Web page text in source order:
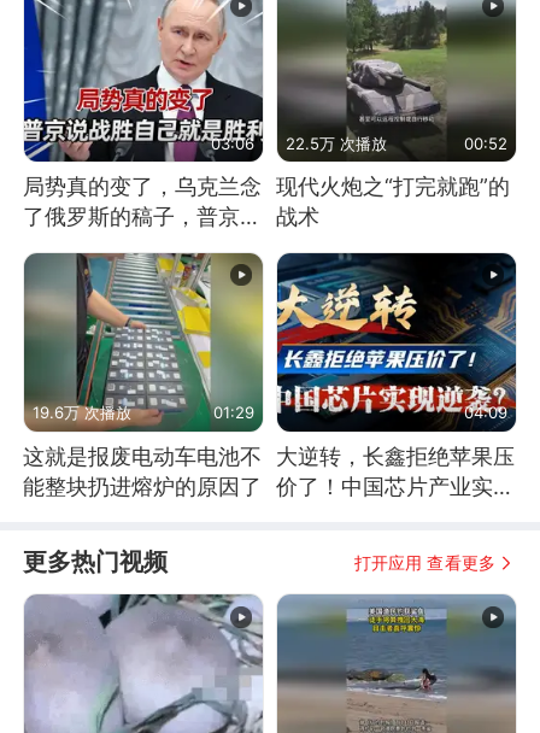
03:06
局势真的变了，乌克兰念
了俄罗斯的稿子，普京说
22.5万 次播放 00:52
现代火炮之“打完就跑”的
战术
19.6万 次播放 01:29
这就是报废电动车电池不
能整块扔进熔炉的原因了
04:09
大逆转，长鑫拒绝苹果压
价了！中国芯片产业实现
更多热门视频 打开应用 查看更多